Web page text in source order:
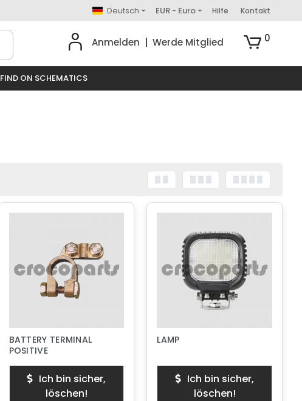
Deutsch EUR - Euro Hilfe Kontakt
Anmelden Werde Mitglied 0
FIND ON SCHEMATICS
BATTERY TERMINAL
POSITIVE
Ich bin sicher,
löschen!
LAMP
Ich bin sicher,
löschen!